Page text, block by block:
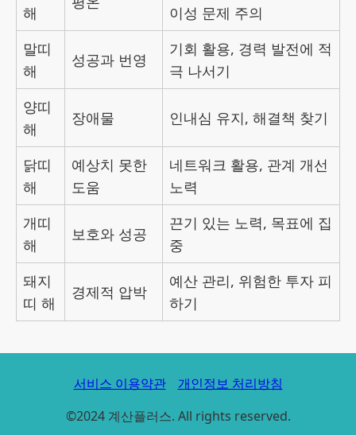
해
이성 문제 주의
말띠
해
성공과 번영
기회 활용, 경력 발전에 적
극 나서기
양띠
해
장애물 인내심 유지, 해결책 찾기
닭띠
해
예상치 못한
도움
네트워크 활용, 관계 개선
노력
개띠
해
보호와 성공
끈기 있는 노력, 목표에 집
중
돼지
띠 해
경제적 압박
예산 관리, 위험한 투자 피
하기
서비스 이용약관
개인정보 처리방침
©2024 계산플러스. All rights reserved.